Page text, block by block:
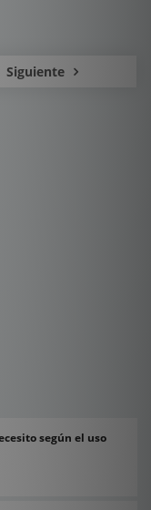
Siguiente
según el uso